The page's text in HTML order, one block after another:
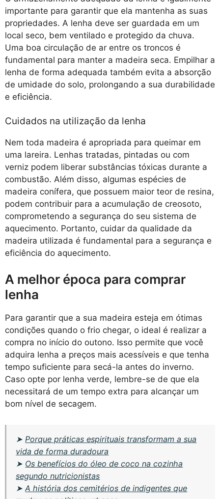
importante para garantir que ela mantenha as suas
propriedades. A lenha deve ser guardada em um
local seco, bem ventilado e protegido da chuva.
Uma boa circulação de ar entre os troncos é
fundamental para manter a madeira seca. Empilhar a
lenha de forma adequada também evita a absorção
de umidade do solo, prolongando a sua durabilidade
e eficiência.
Cuidados na utilização da lenha
Nem toda madeira é apropriada para queimar em
uma lareira. Lenhas tratadas, pintadas ou com
verniz podem liberar substâncias tóxicas durante a
combustão. Além disso, algumas espécies de
madeira conífera, que possuem maior teor de resina,
podem contribuir para a acumulação de creosoto,
comprometendo a segurança do seu sistema de
aquecimento. Portanto, cuidar da qualidade da
madeira utilizada é fundamental para a segurança e
eficiência do aquecimento.
A melhor época para comprar
lenha
Para garantir que a sua madeira esteja em ótimas
condições quando o frio chegar, o ideal é realizar a
compra no início do outono. Isso permite que você
adquira lenha a preços mais acessíveis e que tenha
tempo suficiente para secá-la antes do inverno.
Caso opte por lenha verde, lembre-se de que ela
necessitará de um tempo extra para alcançar um
bom nível de secagem.
➤Porque práticas espirituais transformam a sua
vida de forma duradoura
➤ Os benefícios do óleo de coco na cozinha
segundo nutricionistas
➤A história dos cemitérios de indigentes que